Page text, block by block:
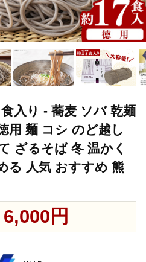
入り - 蕎麦 ソバ 乾麺
用 麺 コシ のど越し
ざるそば 冬 温かく
る 人気 おすすめ 熊
6,000円